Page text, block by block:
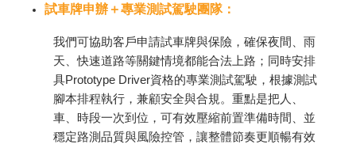
試車牌申辦＋專業測試駕駛團隊：
我們可協助客戶申請試車牌與保險，確保夜間、雨
天、快速道路等關鍵情境都能合法上路；同時安排
具Prototype Driver資格的專業測試駕駛，根據測試
腳本排程執行，兼顧安全與合規。重點是把人、
車、時段一次到位，可有效壓縮前置準備時間、並
穩定路測品質與風險控管，讓整體節奏更順暢有效